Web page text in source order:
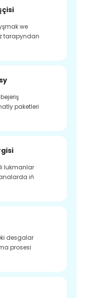
we
tarapyndan
paketleri
lukmanlar
iň
desgalar
prosesi